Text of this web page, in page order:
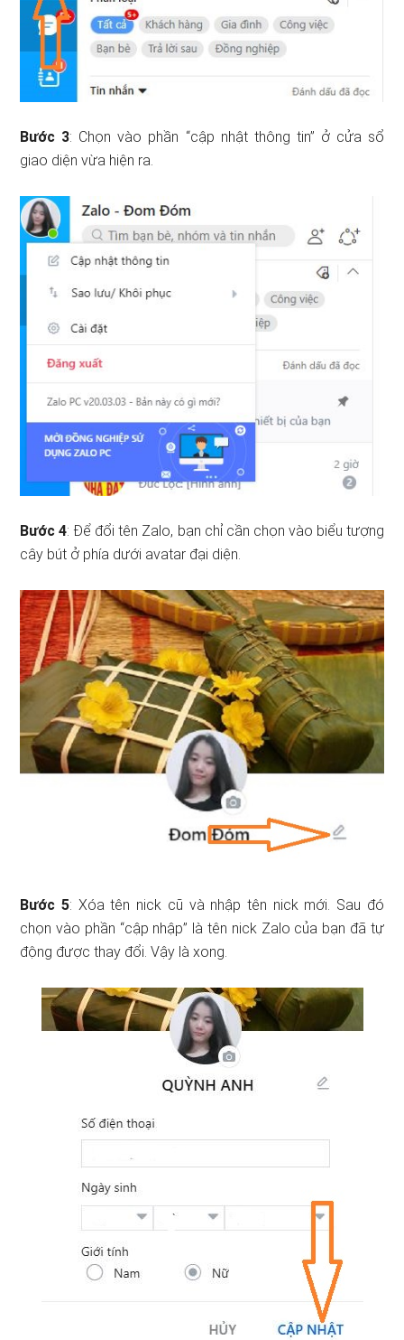
Bước 3: Chọn vào phần “cập nhật thông tin” ở cửa sổ
giao diện vừa hiện ra.
Bước 4: Để đổi tên Zalo, bạn chỉ cần chọn vào biểu tượng
cây bút ở phía dưới avatar đại diện.
Bước 5: Xóa tên nick cũ và nhập tên nick mới. Sau đó
chọn vào phần “cập nhập” là tên nick Zalo của bạn đã tự
động được thay đổi. Vậy là xong.